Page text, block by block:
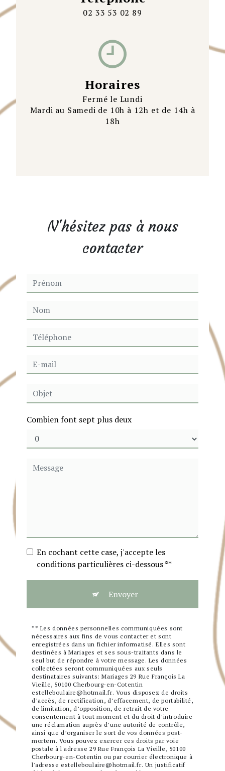
N'hésitez pas à nous
contacter
Combien font sept plus deux
En cochant cette case, j'accepte les
conditions particulières ci-dessous **
Envoyer
** Les données personnelles communiquées sont
nécessaires aux fins de vous contacter et sont
enregistrées dans un fichier informatisé. Elles sont
destinées à Mariages et ses sous-traitants dans le
seul but de répondre à votre message. Les données
collectées seront communiquées aux seuls
destinataires suivants: Mariages 29 Rue François La
Vieille, 50100 Cherbourg-en-Cotentin
estelleboulaire@hotmail.fr. Vous disposez de droits
d’accès, de rectification, d’effacement, de portabilité,
de limitation, d’opposition, de retrait de votre
consentement à tout moment et du droit d’introduire
une réclamation auprès d’une autorité de contrôle,
ainsi que d’organiser le sort de vos données post-
mortem. Vous pouvez exercer ces droits par voie
postale à l'adresse 29 Rue François La Vieille, 50100
Cherbourg-en-Cotentin ou par courrier électronique à
l'adresse estelleboulaire@hotmail.fr. Un justificatif
02 33 53 02 89
Horaires
Fermé le Lundi
Mardi au Samedi de 10h à 12h et de 14h à
18h